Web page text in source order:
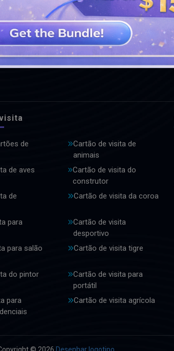
VEJA MAIS PROJETOS
de
Cartão de visita de
animais
de aves
Cartão de visita do
construtor
de
Cartão de visita da coroa
para
Cartão de visita
desportivo
para salão
Cartão de visita tigre
do pintor
Cartão de visita para
portátil
para
Cartão de visita agrícola
© 2026 Desenhar logotipo